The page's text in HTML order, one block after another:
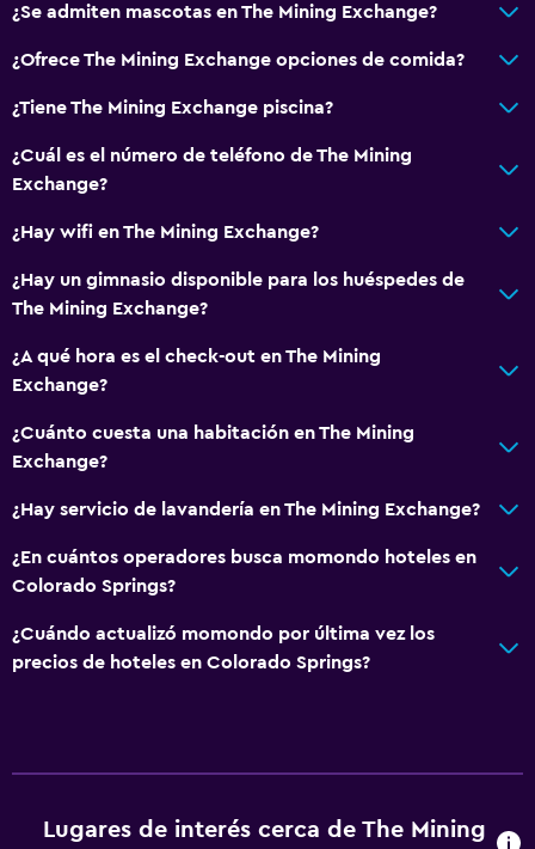
Nevera
Máquina expendedora (bebidas)
Máquina expendedora (botanas)
Unidad accesible para personas en silla de ruedas
Mascotas permitidas bajo consulta (pueden aplicar cargos
extra)
Accesibilidad
Ascensor
Estacionamiento accesible
Habitación hipoalergénica
Para no fumadores
Radio
¿Se admiten mascotas en The Mining Exchange?
¿Ofrece The Mining Exchange opciones de comida?
¿Tiene The Mining Exchange piscina?
¿Cuál es el número de teléfono de The Mining
Exchange?
¿Hay wifi en The Mining Exchange?
¿Hay un gimnasio disponible para los huéspedes de
The Mining Exchange?
¿A qué hora es el check-out en The Mining
Exchange?
¿Cuánto cuesta una habitación en The Mining
Exchange?
¿Hay servicio de lavandería en The Mining Exchange?
¿En cuántos operadores busca momondo hoteles en
Colorado Springs?
¿Cuándo actualizó momondo por última vez los
precios de hoteles en Colorado Springs?
Lugares de interés cerca de The Mining